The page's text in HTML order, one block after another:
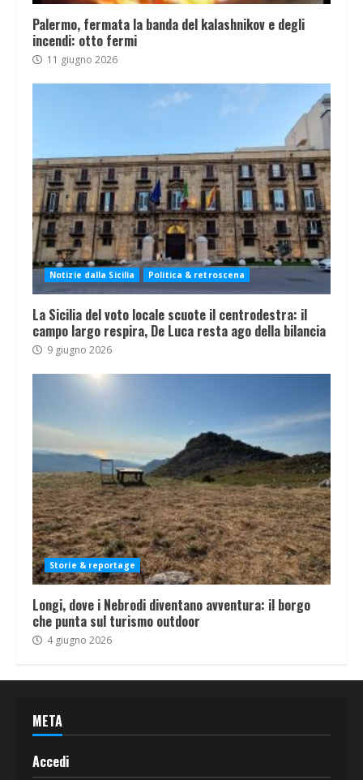
Palermo, fermata la banda del kalashnikov e degli
incendi: otto fermi
11 giugno 2026
Notizie dalla Sicilia Politica & retroscena
La Sicilia del voto locale scuote il centrodestra: il
campo largo respira, De Luca resta ago della bilancia
9 giugno 2026
Storie & reportage
Longi, dove i Nebrodi diventano avventura: il borgo
che punta sul turismo outdoor
4 giugno 2026
META
Accedi